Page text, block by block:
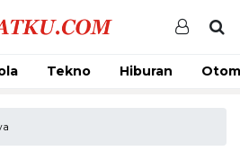
Tekno Hiburan